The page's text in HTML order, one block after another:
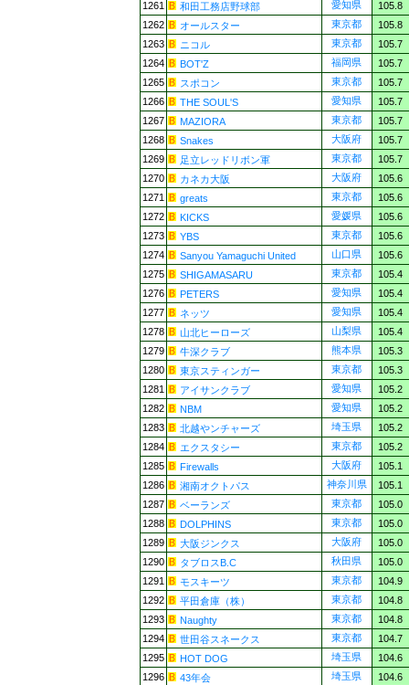
1261
和田工務店野球部 愛知県
105.8
1262
オールスター 東京都
105.8
1263
ニコル 東京都
105.7
1264
BOT'Z 福岡県
105.7
1265
スポコン 東京都
105.7
1266
THE SOUL'S 愛知県
105.7
1267
MAZIORA 東京都
105.7
1268
Snakes 大阪府
105.7
1269
足立レッドリボン軍 東京都
105.7
1270
カネカ大阪 大阪府
105.6
1271
greats 東京都
105.6
1272
KICKS 愛媛県
105.6
1273
YBS 東京都
105.6
1274
Sanyou Yamaguchi United 山口県
105.6
1275
SHIGAMASARU 東京都
105.4
1276
PETERS 愛知県
105.4
1277
ネッツ 愛知県
105.4
1278
山北ヒーローズ 山梨県
105.4
1279
牛深クラブ 熊本県
105.3
1280
東京スティンガー 東京都
105.3
1281
アイサンクラブ 愛知県
105.2
1282
NBM 愛知県
105.2
1283
北越やンチャーズ 埼玉県
105.2
1284
エクスタシー 東京都
105.2
1285
Firewalls 大阪府
105.1
1286
湘南オクトパス 神奈川県
105.1
1287
ベーランズ 東京都
105.0
1288
DOLPHINS 東京都
105.0
1289
大阪ジンクス 大阪府
105.0
1290
タブロスB.C 秋田県
105.0
1291
モスキーツ 東京都
104.9
1292
平田倉庫（株） 東京都
104.8
1293
Naughty 東京都
104.8
1294
世田谷スネークス 東京都
104.7
1295
HOT DOG 埼玉県
104.6
1296
43年会 埼玉県
104.6